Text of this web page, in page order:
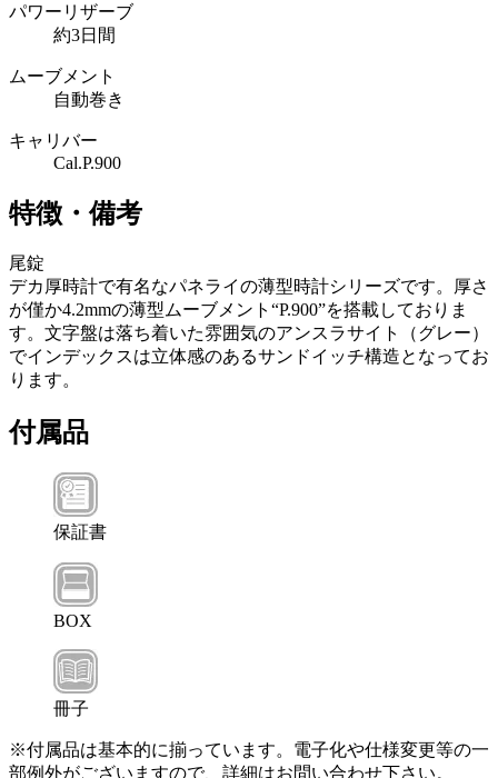
パワーリザーブ
約3日間
ムーブメント
自動巻き
キャリバー
Cal.P.900
特徴・備考
尾錠
デカ厚時計で有名なパネライの薄型時計シリーズです。厚さ
が僅か4.2mmの薄型ムーブメント“P.900”を搭載しておりま
す。文字盤は落ち着いた雰囲気のアンスラサイト（グレー）
でインデックスは立体感のあるサンドイッチ構造となってお
ります。
付属品
保証書
BOX
冊子
※付属品は基本的に揃っています。電子化や仕様変更等の一
部例外がございますので、詳細はお問い合わせ下さい。